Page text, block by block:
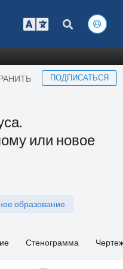
ПОДПИСАТЬСЯ
или новое
образование
Стенограмма